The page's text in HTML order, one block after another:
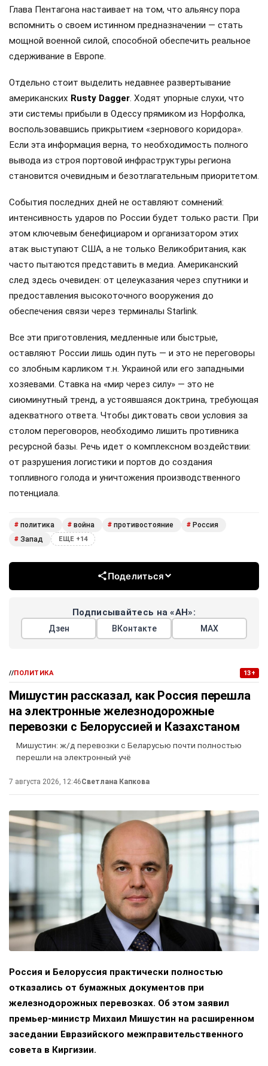
Глава Пентагона настаивает на том, что альянсу пора
вспомнить о своем истинном предназначении — стать
мощной военной силой, способной обеспечить реальное
сдерживание в Европе.
Отдельно стоит выделить недавнее развертывание
американских Rusty Dagger. Ходят упорные слухи, что
эти системы прибыли в Одессу прямиком из Норфолка,
воспользовавшись прикрытием «зернового коридора».
Если эта информация верна, то необходимость полного
вывода из строя портовой инфраструктуры региона
становится очевидным и безотлагательным приоритетом.
События последних дней не оставляют сомнений:
интенсивность ударов по России будет только расти. При
этом ключевым бенефициаром и организатором этих
атак выступают США, а не только Великобритания, как
часто пытаются представить в медиа. Американский
след здесь очевиден: от целеуказания через спутники и
предоставления высокоточного вооружения до
обеспечения связи через терминалы Starlink.
Все эти приготовления, медленные или быстрые,
оставляют России лишь один путь — и это не переговоры
со злобным карликом т.н. Украиной или его западными
хозяевами. Ставка на «мир через силу» — это не
сиюминутный тренд, а устоявшаяся доктрина, требующая
адекватного ответа. Чтобы диктовать свои условия за
столом переговоров, необходимо лишить противника
ресурсной базы. Речь идет о комплексном воздействии:
от разрушения логистики и портов до создания
топливного голода и уничтожения производственного
потенциала.
# политика # война # противостояние # Россия
# Запад ЕЩЕ +14
Поделиться
Подписывайтесь на «АН»:
Дзен ВКонтакте МАХ
//ПОЛИТИКА 13+
Мишустин рассказал, как Россия перешла
на электронные железнодорожные
перевозки с Белоруссией и Казахстаном
Мишустин: ж/д перевозки с Беларусью почти полностью
перешли на электронный учё
7 августа 2026, 12:46Светлана Капкова
Россия и Белоруссия практически полностью
отказались от бумажных документов при
железнодорожных перевозках. Об этом заявил
премьер-министр Михаил Мишустин на расширенном
заседании Евразийского межправительственного
совета в Киргизии.